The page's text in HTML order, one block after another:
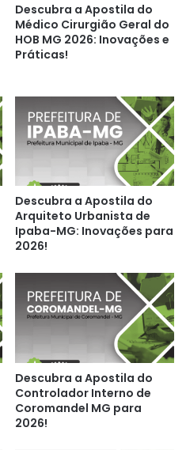
Descubra a Apostila do
Médico Cirurgião Geral do
HOB MG 2026: Inovações e
Práticas!
Descubra a Apostila do
Arquiteto Urbanista de
Ipaba-MG: Inovações para
2026!
Descubra a Apostila do
Controlador Interno de
Coromandel MG para
2026!